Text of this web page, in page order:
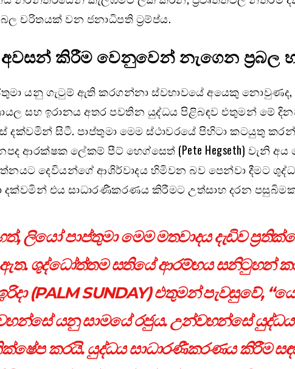
චරිතයක් වන ජනාධිපති ට්‍රම්ප්ය.
කිරීම වෙනුවෙන් නැගෙන ප්‍රබල
යනු ගැටුම් ඇති කරගන්නා ස්වභාවයේ අයෙකු
සහ ඉරානය අතර පවතින යුද්ධය පිළිබඳව එතුමන් මේ
දක්වමින් සිටී. පාප්තුමා මෙම ස්ථාවරයේ පිහිටා කටයුතු
ආරක්ෂක ලේකම් පීට් හෙග්සෙත් (Pete Hegseth) වැනි අය
දෙවියන්ගේ ආශිර්වාදය හිමිවන බව පෙන්වා දීමට
දක්වමින් එය සාධාරණීකරණය කිරීමට උත්සාහ දරන
ලියෝ පාප්තුමා මෙම මතවාදය දැඩිව
ශුද්ධෝත්තම සතියේ ආරම්භය සනිටුහන්
(PALM SUNDAY) එතුමන් පැවසුවේ,
යනු සාමයේ රජුය. උන්වහන්සේ යුද්ධය
කරයි. යුද්ධය සාධාරණීකරණය කිරීම